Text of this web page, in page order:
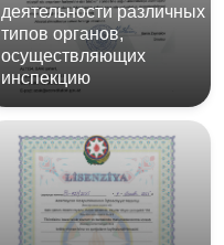
деятельности различных
типов органов,
осуществляющих
инспекцию